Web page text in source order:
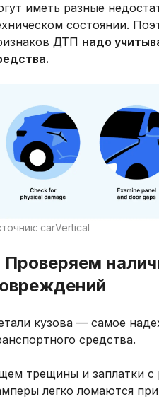
иметь разные
состоянии.
ДТП надо
carVertical
Проверяем
кузова — самое
средства.
трещины и заплатки с
легко ломаются